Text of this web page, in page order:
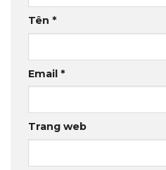
Tên *
Email *
Trang web